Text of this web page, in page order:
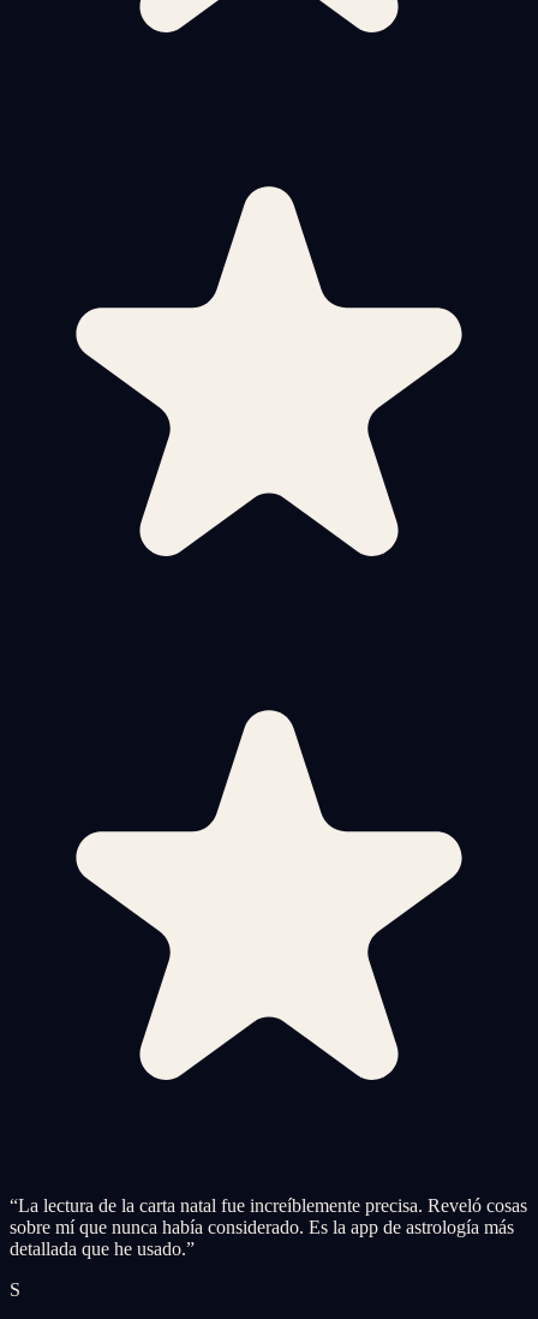
“La lectura de la carta natal fue increíblemente precisa. Reveló cosas
sobre mí que nunca había considerado. Es la app de astrología más
detallada que he usado.”
S